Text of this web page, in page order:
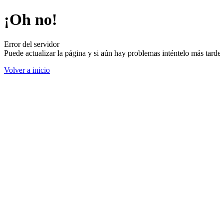
¡Oh no!
Error del servidor
Puede actualizar la página y si aún hay problemas inténtelo más
Volver a inicio